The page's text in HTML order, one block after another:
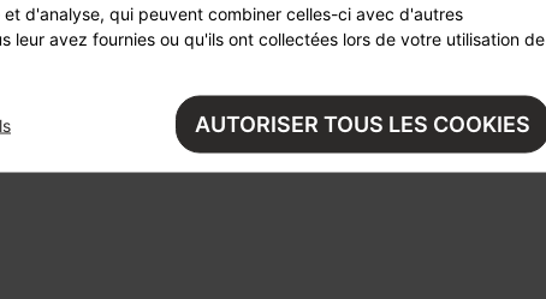
d'analyse, qui peuvent combiner celles-ci avec d'autres
leur avez fournies ou qu'ils ont collectées lors de votre utilisation de
AUTORISER TOUS LES COOKIES